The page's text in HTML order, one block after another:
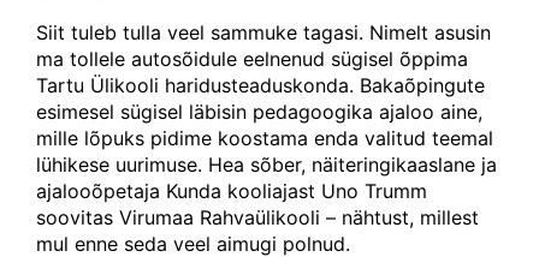
Siit tuleb tulla veel sammuke tagasi. Nimelt asusin
ma tollele autosõidule eelnenud sügisel õppima
Tartu Ülikooli haridusteaduskonda. Bakaõpingute
esimesel sügisel läbisin pedagoogika ajaloo aine,
mille lõpuks pidime koostama enda valitud teemal
lühikese uurimuse. Hea sõber, näiteringikaaslane ja
ajalooõpetaja Kunda kooliajast Uno Trumm
soovitas Virumaa Rahvaülikooli – nähtust, millest
mul enne seda veel aimugi polnud.